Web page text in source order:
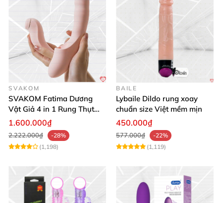
SVAKOM
SVAKOM Fatima Dương
Vật Giả 4 in 1 Rung Thụt
Hút Toả Nhiệt Massage Cho
1.600.000₫
2.222.000₫
-28%
(1,198)
BAILE
Lybaile Dildo rung xoay
chuẩn size Việt mềm mịn
450.000₫
577.000₫
-22%
(1,119)